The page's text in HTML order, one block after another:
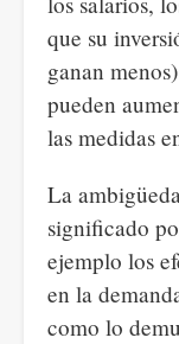
que su
ganan
pueden
las medidas
La
significado
ejemplo los
en la
como lo